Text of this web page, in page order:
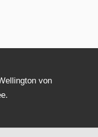
von